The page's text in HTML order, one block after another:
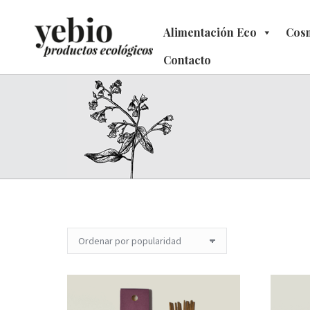
Alimentación Eco
Contacto
Alimentación Eco
Contacto